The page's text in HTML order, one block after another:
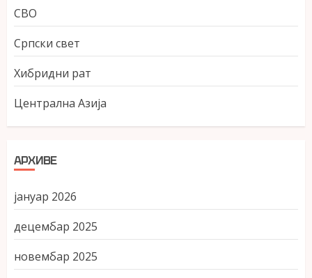
СВО
Српски свет
Хибридни рат
Централна Азија
АРХИВЕ
јануар 2026
децембар 2025
новембар 2025